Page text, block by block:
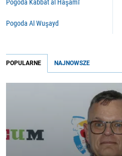
Pogoda Al Wuşayd
POPULARNE NAJNOWSZE